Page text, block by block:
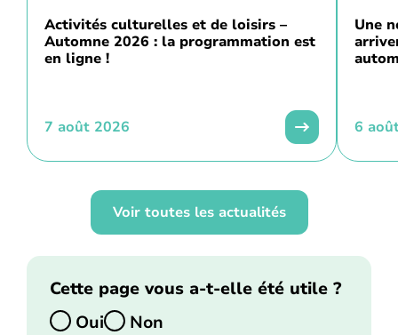
Activités culturelles et de loisirs –
Automne 2026 : la programmation est
en ligne !
7 août 2026
Une
6
Voir toutes les actualités
Cette page vous a-t-elle été utile ?
Oui
Non